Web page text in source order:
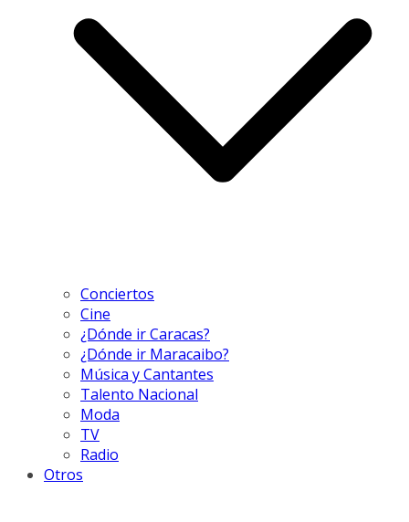
Conciertos
Cine
¿Dónde ir Caracas?
¿Dónde ir Maracaibo?
Música y Cantantes
Talento Nacional
Moda
TV
Radio
Otros